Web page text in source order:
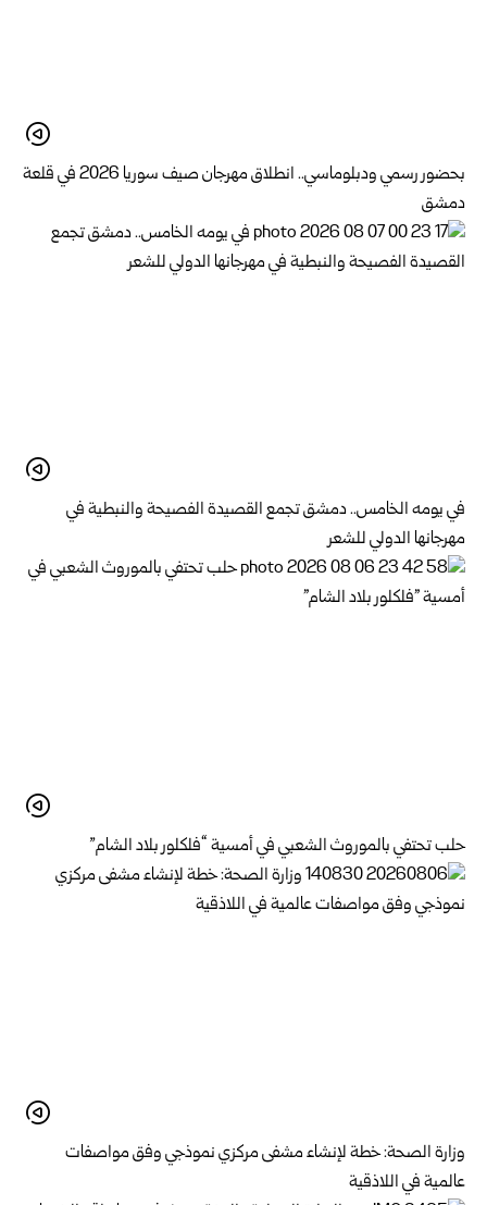
بحضور رسمي ودبلوماسي.. انطلاق مهرجان صيف سوريا 2026 في قلعة
دمشق
في يومه الخامس.. دمشق تجمع القصيدة الفصيحة والنبطية في
مهرجانها الدولي للشعر
حلب تحتفي بالموروث الشعبي في أمسية “فلكلور بلاد الشام”
وزارة الصحة: خطة لإنشاء مشفى مركزي نموذجي وفق مواصفات
عالمية في اللاذقية